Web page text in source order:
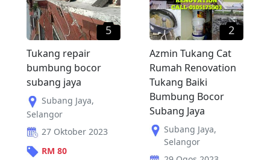
5
Tukang repair
bumbung bocor
subang jaya
Subang Jaya,
Selangor
27 Oktober 2023
RM 80
2
Azmin Tukang Cat
Rumah Renovation
Tukang Baiki
Bumbung Bocor
Subang Jaya
Subang Jaya,
Selangor